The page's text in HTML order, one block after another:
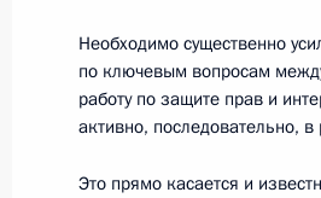
Встреча с
26 июля 2026
Необходимо существенно
по ключевым вопросам
работу по защите прав и
активно, последовательно,
Это прямо касается и